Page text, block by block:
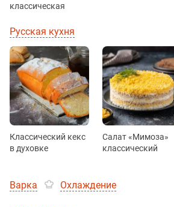
классическая
Русская кухня
Классический кекс
в духовке
Салат «Мимоза»
классический
Варка Охлаждение